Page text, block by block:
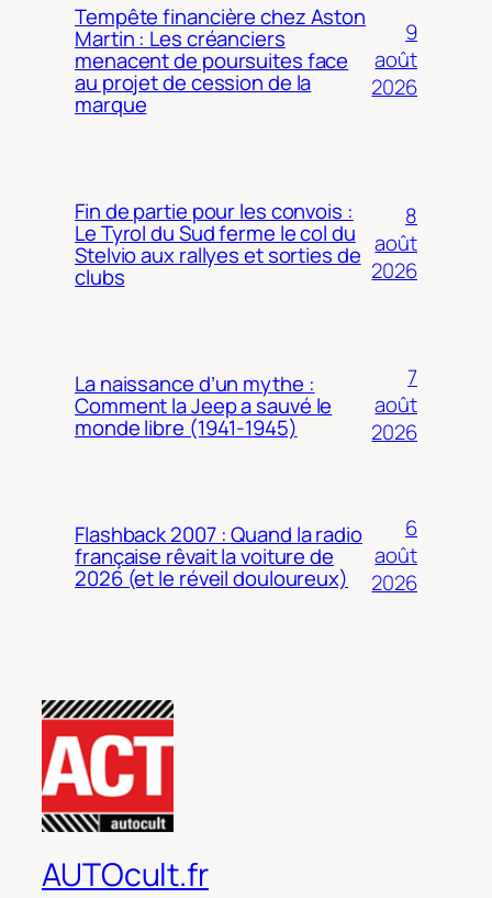
Tempête financière chez Aston
Martin : Les créanciers
menacent de poursuites face
au projet de cession de la
marque
9
août
2026
Fin de partie pour les convois :
Le Tyrol du Sud ferme le col du
Stelvio aux rallyes et sorties de
clubs
8
août
2026
La naissance d’un mythe :
Comment la Jeep a sauvé le
monde libre (1941-1945)
7
août
2026
Flashback 2007 : Quand la radio
française rêvait la voiture de
2026 (et le réveil douloureux)
6
août
2026
AUTOcult.fr